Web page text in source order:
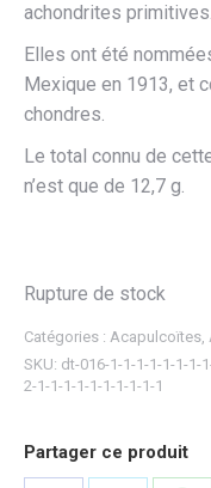
achondrites primitives.
Elles ont été
Mexique en 1913, et
chondres.
Le total connu de
n’est que de 12,7 g.
Rupture de stock
Catégories : Acapulcoïtes,
SKU: dt-016-1-1-1-1-1-1-1-
2-1-1-1-1-1-1-1-1-1-1
Partager ce produit